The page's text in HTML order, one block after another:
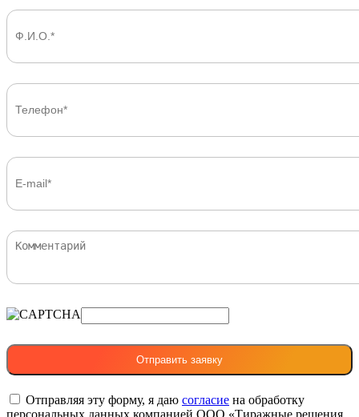
Отправляя эту форму, я даю согласие на обработку
персональных данных компанией ООО «Тиражные решения